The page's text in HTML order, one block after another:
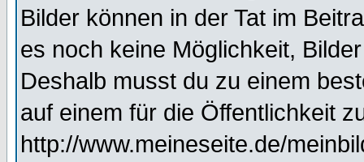
Bilder können in der Tat im
es noch keine Möglichkeit,
Deshalb musst du zu einem
auf einem für die Öffentlichkeit
http://www.meineseite.de/